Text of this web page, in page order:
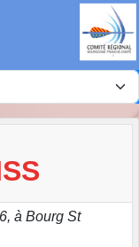
à Bourg St